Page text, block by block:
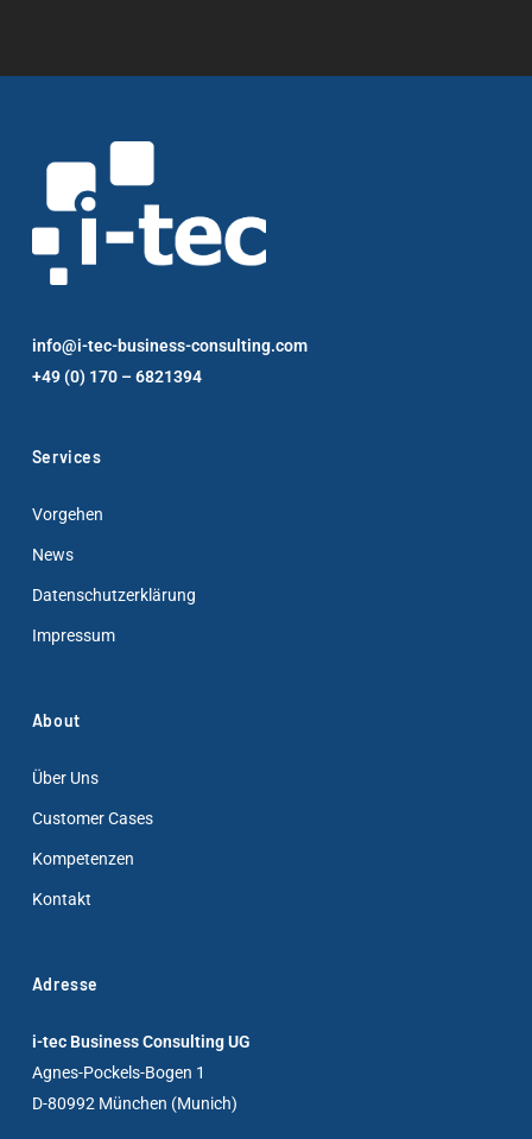
info@i-tec-business-consulting.com
+49 (0) 170 – 6821394
Services
Vorgehen
News
Datenschutzerklärung
Impressum
About
Über Uns
Customer Cases
Kompetenzen
Kontakt
Adresse
i-tec Business Consulting UG
Agnes-Pockels-Bogen 1
D-80992 München (Munich)